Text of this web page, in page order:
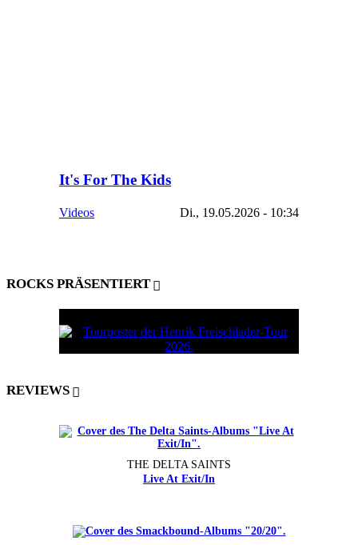
It's For The Kids
Videos Di., 19.05.2026 - 10:34
ROCKS PRÄSENTIERT
REVIEWS
THE DELTA SAINTS
Live At Exit/In